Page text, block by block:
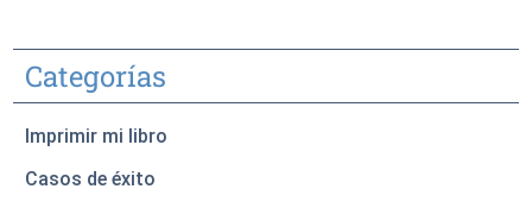
Categorías
Imprimir mi libro
Casos de éxito